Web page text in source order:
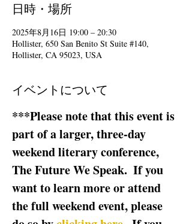
日時・場所
2025年8月16日 19:00 – 20:30
Hollister, 650 San Benito St Suite #140,
Hollister, CA 95023, USA
イベントについて
***Please note that this event is
part of a larger, three-day
weekend literary conference,
The Future We Speak.  If you
want to learn more or attend
the full weekend event, please